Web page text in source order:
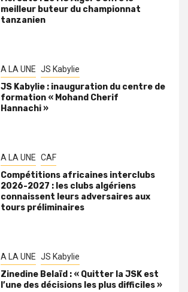
meilleur buteur du championnat
tanzanien
A LA UNE JS Kabylie
JS Kabylie : inauguration du centre de
formation « Mohand Cherif
Hannachi »
A LA UNE CAF
Compétitions africaines interclubs
2026-2027 : les clubs algériens
connaissent leurs adversaires aux
tours préliminaires
A LA UNE JS Kabylie
Zinedine Belaïd : « Quitter la JSK est
l’une des décisions les plus difficiles »